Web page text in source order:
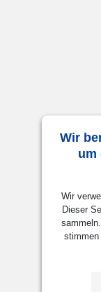
Wir
um
Wir
Dieser
stimmen